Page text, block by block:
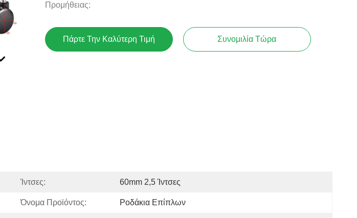
Προμήθειας:
Πάρτε Την Καλύτερη Τιμή Συνομιλία Τώρα
Ίντσες: 60mm 2,5 Ίντσες
Όνομα Προϊόντος: Ροδάκια Επίπλων